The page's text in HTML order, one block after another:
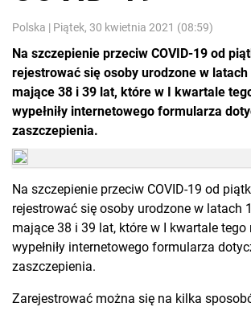
Polska | Piątek, 30 kwietnia 2021 (08:59)
Na szczepienie przeciw COVID-19 od
rejestrować się osoby urodzone w
mające 38 i 39 lat, które w I kwartale
wypełniły internetowego formularza
zaszczepienia.
Na szczepienie przeciw COVID-19 od
rejestrować się osoby urodzone w latach
mające 38 i 39 lat, które w I kwartale tego
wypełniły internetowego formularza
zaszczepienia.
Zarejestrować można się na kilka